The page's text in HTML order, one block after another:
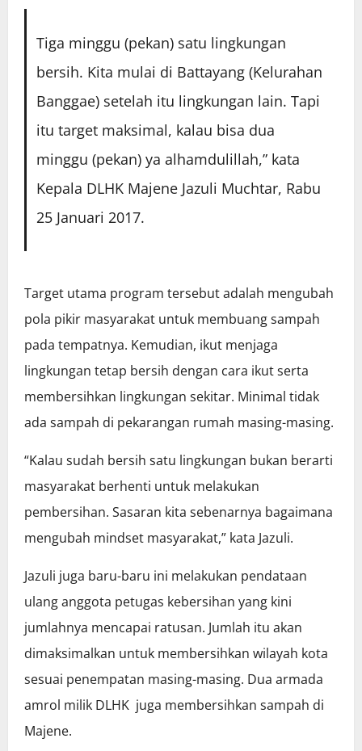
Tiga minggu (pekan) satu lingkungan
bersih. Kita mulai di Battayang (Kelurahan
Banggae) setelah itu lingkungan lain. Tapi
itu target maksimal, kalau bisa dua
minggu (pekan) ya alhamdulillah,” kata
Kepala DLHK Majene Jazuli Muchtar, Rabu
25 Januari 2017.
Target utama program tersebut adalah mengubah
pola pikir masyarakat untuk membuang sampah
pada tempatnya. Kemudian, ikut menjaga
lingkungan tetap bersih dengan cara ikut serta
membersihkan lingkungan sekitar. Minimal tidak
ada sampah di pekarangan rumah masing-masing.
“Kalau sudah bersih satu lingkungan bukan berarti
masyarakat berhenti untuk melakukan
pembersihan. Sasaran kita sebenarnya bagaimana
mengubah mindset masyarakat,” kata Jazuli.
Jazuli juga baru-baru ini melakukan pendataan
ulang anggota petugas kebersihan yang kini
jumlahnya mencapai ratusan. Jumlah itu akan
dimaksimalkan untuk membersihkan wilayah kota
sesuai penempatan masing-masing. Dua armada
amrol milik DLHK juga membersihkan sampah di
Majene.